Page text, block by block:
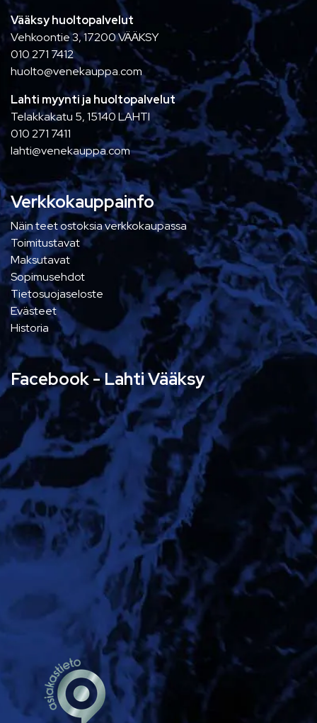
Vääksy huoltopalvelut
Vehkoontie 3, 17200 VÄÄKSY
010 271 7412
huolto@venekauppa.com
Lahti myynti ja huoltopalvelut
Telakkakatu 5, 15140 LAHTI
010 271 7411
lahti@venekauppa.com
Verkkokauppainfo
Näin teet ostoksia verkkokaupassa
Toimitustavat
Maksutavat
Sopimusehdot
Tietosuojaseloste
Evästeet
Historia
Facebook - Lahti Vääksy